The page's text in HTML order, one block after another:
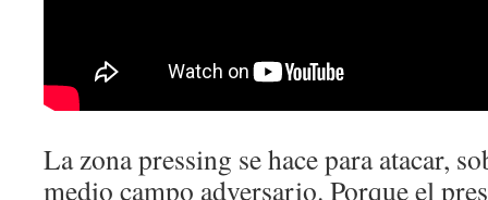
La zona pressing se hace para atacar,
medio campo adversario. Porque el